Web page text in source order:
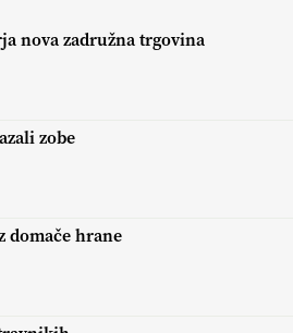
nova zadružna trgovina
zobe
domače hrane